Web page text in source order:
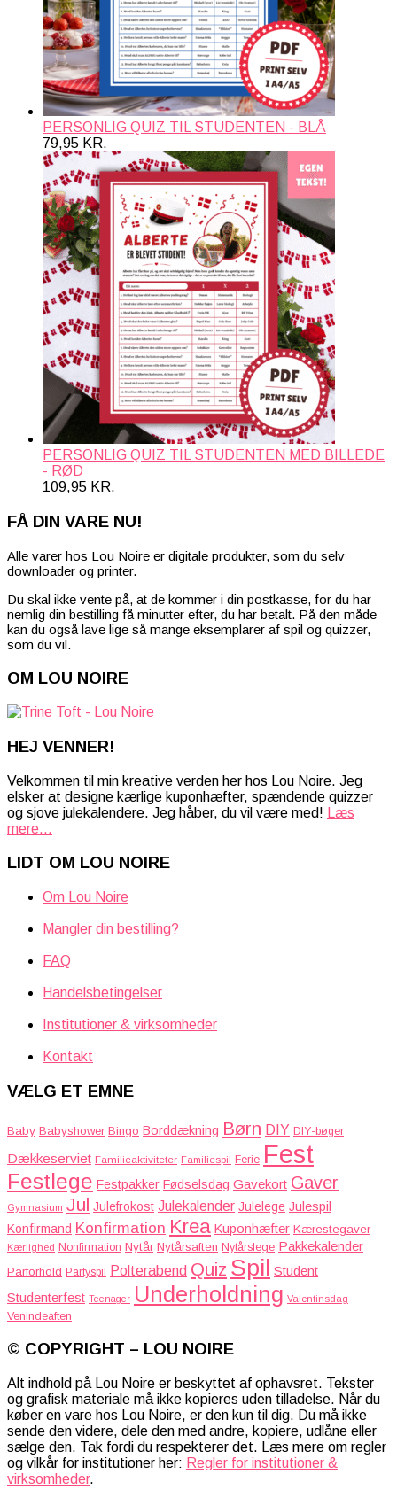
PERSONLIG QUIZ TIL STUDENTEN - BLÅ
79,95 KR.
PERSONLIG QUIZ TIL STUDENTEN MED BILLEDE
- RØD
109,95 KR.
FÅ DIN VARE NU!
Alle varer hos Lou Noire er digitale produkter, som du selv
downloader og printer.
Du skal ikke vente på, at de kommer i din postkasse, for du har
nemlig din bestilling få minutter efter, du har betalt. På den måde
kan du også lave lige så mange eksemplarer af spil og quizzer,
som du vil.
OM LOU NOIRE
HEJ VENNER!
Velkommen til min kreative verden her hos Lou Noire. Jeg
elsker at designe kærlige kuponhæfter, spændende quizzer
og sjove julekalendere. Jeg håber, du vil være med!
Læs
mere...
LIDT OM LOU NOIRE
Om Lou Noire
Mangler din bestilling?
FAQ
Handelsbetingelser
Institutioner & virksomheder
Kontakt
VÆLG ET EMNE
Baby Babyshower Bingo Borddækning Børn DIY DIY-bøger
Dækkeserviet Familieaktiviteter Familiespil Ferie Fest
Festlege Festpakker Fødselsdag Gavekort Gaver
Gymnasium Jul Julefrokost Julekalender Julelege Julespil
Konfirmand Konfirmation Krea Kuponhæfter Kærestegaver
Kærlighed Nonfirmation Nytår Nytårsaften Nytårslege Pakkekalender
Parforhold Partyspil Polterabend Quiz Spil Student
Studenterfest Teenager Underholdning Valentinsdag
Venindeaften
© COPYRIGHT – LOU NOIRE
Alt indhold på Lou Noire er beskyttet af ophavsret. Tekster
og grafisk materiale må ikke kopieres uden tilladelse. Når du
køber en vare hos Lou Noire, er den kun til dig. Du må ikke
sende den videre, dele den med andre, kopiere, udlåne eller
sælge den. Tak fordi du respekterer det. Læs mere om regler
og vilkår for institutioner her: Regler for institutioner &
virksomheder.